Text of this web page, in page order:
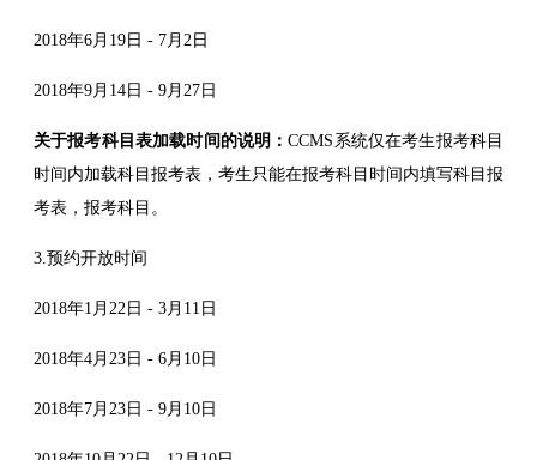
2018年6月19日 - 7月2日
2018年9月14日 - 9月27日
关于报考科目表加载时间的说明：CCMS系统仅在考生报考科目
时间内加载科目报考表，考生只能在报考科目时间内填写科目报
考表，报考科目。
3.预约开放时间
2018年1月22日 - 3月11日
2018年4月23日 - 6月10日
2018年7月23日 - 9月10日